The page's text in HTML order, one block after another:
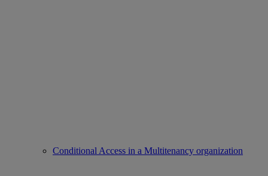
Conditional Access in a Multitenancy organization